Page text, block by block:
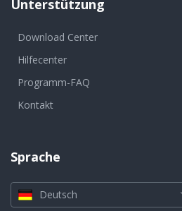
Unterstützung
Download Center
Hilfecenter
Programm-FAQ
Kontakt
Sprache
Deutsch